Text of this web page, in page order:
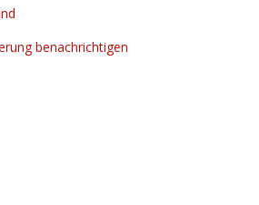
benachrichtigen